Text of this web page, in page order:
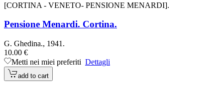
[CORTINA - VENETO- PENSIONE MENARDI].
Pensione Menardi. Cortina.
G. Ghedina., 1941.
10.00 €
Metti nei miei preferiti Dettagli
add to cart